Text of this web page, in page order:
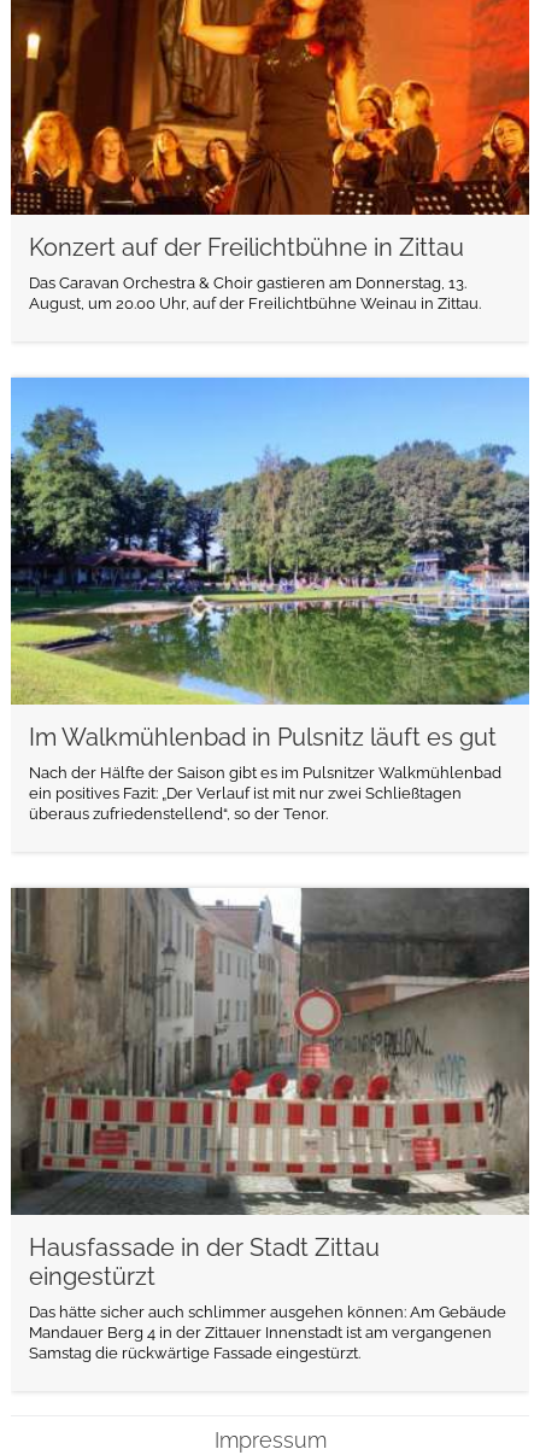
Konzert auf der Freilichtbühne in Zittau
Das Caravan Orchestra & Choir gastieren am Donnerstag, 13.
August, um 20.00 Uhr, auf der Freilichtbühne Weinau in Zittau.
Im Walkmühlenbad in Pulsnitz läuft es gut
Nach der Hälfte der Saison gibt es im Pulsnitzer Walkmühlenbad
ein positives Fazit: „Der Verlauf ist mit nur zwei Schließtagen
überaus zufriedenstellend“, so der Tenor.
Hausfassade in der Stadt Zittau
eingestürzt
Das hätte sicher auch schlimmer ausgehen können: Am Gebäude
Mandauer Berg 4 in der Zittauer Innenstadt ist am vergangenen
Samstag die rückwärtige Fassade eingestürzt.
weiterlesen
Impressum